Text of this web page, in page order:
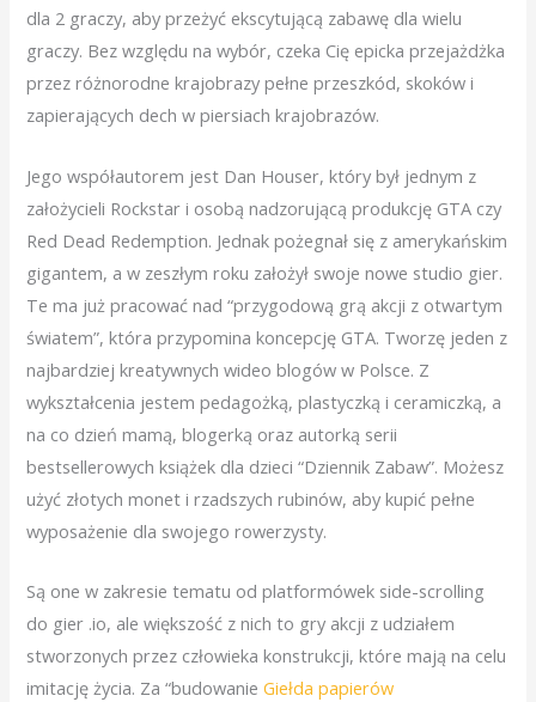
dla 2 graczy, aby przeżyć ekscytującą zabawę dla wielu
graczy. Bez względu na wybór, czeka Cię epicka przejażdżka
przez różnorodne krajobrazy pełne przeszkód, skoków i
zapierających dech w piersiach krajobrazów.
Jego współautorem jest Dan Houser, który był jednym z
założycieli Rockstar i osobą nadzorującą produkcję GTA czy
Red Dead Redemption. Jednak pożegnał się z amerykańskim
gigantem, a w zeszłym roku założył swoje nowe studio gier.
Te ma już pracować nad “przygodową grą akcji z otwartym
światem”, która przypomina koncepcję GTA. Tworzę jeden z
najbardziej kreatywnych wideo blogów w Polsce. Z
wykształcenia jestem pedagożką, plastyczką i ceramiczką, a
na co dzień mamą, blogerką oraz autorką serii
bestsellerowych książek dla dzieci “Dziennik Zabaw”. Możesz
użyć złotych monet i rzadszych rubinów, aby kupić pełne
wyposażenie dla swojego rowerzysty.
Są one w zakresie tematu od platformówek side-scrolling
do gier .io, ale większość z nich to gry akcji z udziałem
stworzonych przez człowieka konstrukcji, które mają na celu
imitację życia. Za “budowanieGiełda papierów